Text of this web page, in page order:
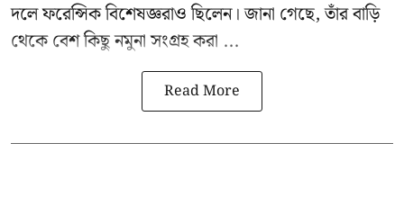
দলে ফরেন্সিক বিশেষজ্ঞরাও ছিলেন। জানা গেছে, তাঁর বাড়ি
থেকে বেশ কিছু নমুনা সংগ্রহ করা ...
Read More